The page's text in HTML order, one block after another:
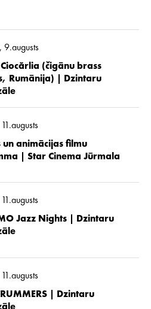
9.augusts
(čigānu brass
Rumānija) | Dzintaru
animācijas filmu
| Star Cinema Jūrmala
Jazz Nights | Dzintaru
| Dzintaru